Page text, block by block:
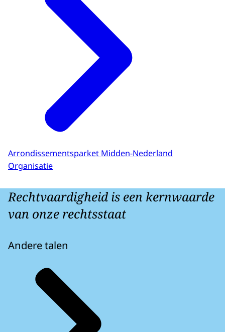
Arrondissementsparket Midden-Nederland
Organisatie
Rechtvaardigheid is een kernwaarde
van onze rechtsstaat
Andere talen